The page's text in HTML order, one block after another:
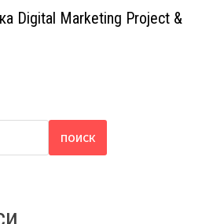
Digital Marketing Project &
ПОИСК